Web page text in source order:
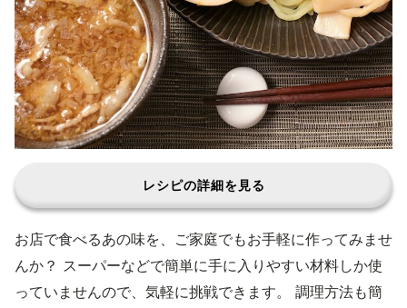
レシピの詳細を見る
お店で食べるあの味を、ご家庭でもお手軽に作ってみませ
んか？ スーパーなどで簡単に手に入りやすい材料しか使
っていませんので、気軽に挑戦できます。 調理方法も簡